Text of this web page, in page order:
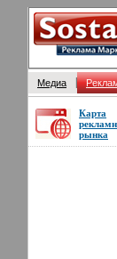
Медиа
Карта
рынка